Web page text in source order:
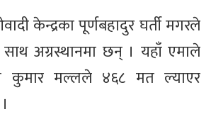
केन्द्रका पूर्णबहादुर घर्ती मगरले
अग्रस्थानमा छन् । यहाँ एमाले
कुमार मल्लले ४६८ मत ल्याएर